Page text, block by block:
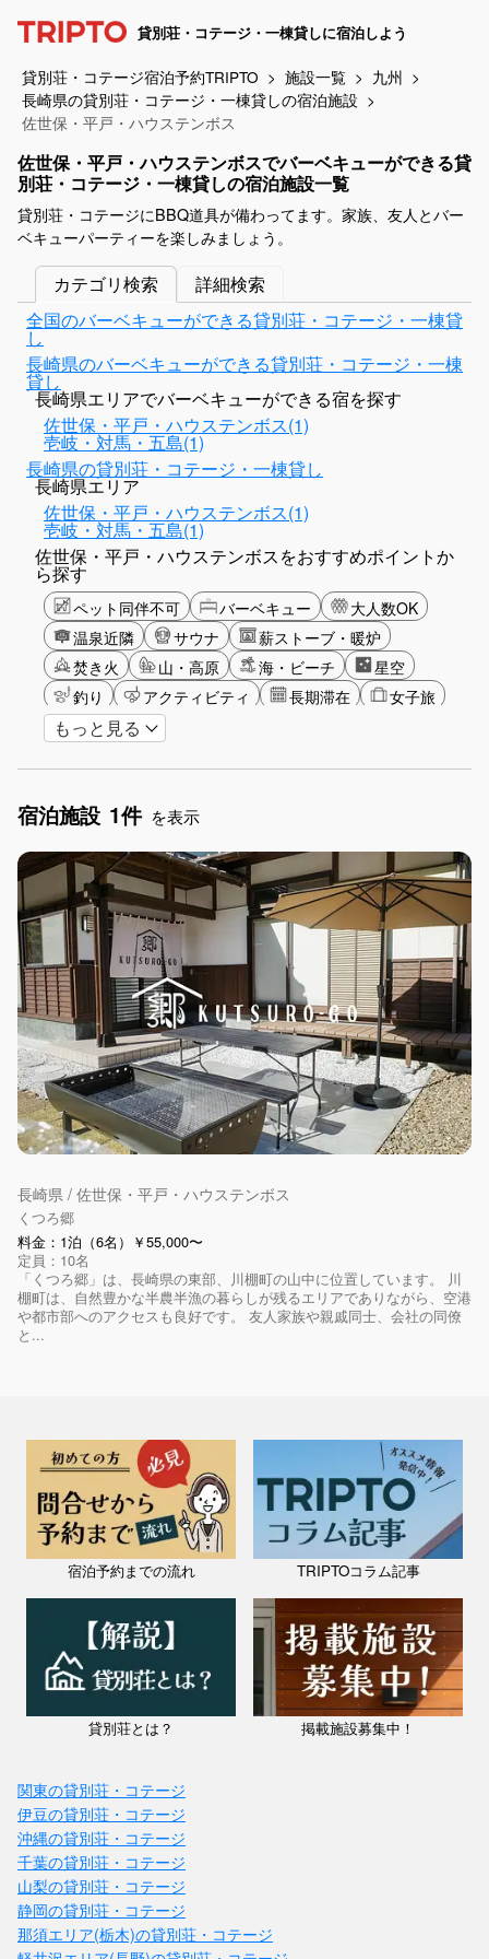
貸別荘・コテージ・一棟貸しに宿泊しよう
貸別荘・コテージ宿泊予約TRIPTO 施設一覧
九州
長崎県の貸別荘・コテージ・一棟貸しの宿泊施設
佐世保・平戸・ハウステンボス
佐世保・平戸・ハウステンボスでバーベキューができる貸
別荘・コテージ・一棟貸しの宿泊施設一覧
貸別荘・コテージにBBQ道具が備わってます。家族、友人とバー
ベキューパーティーを楽しみましょう。
カテゴリ検索
詳細検索
全国のバーベキューができる貸別荘・コテージ・一棟貸
し
長崎県のバーベキューができる貸別荘・コテージ・一棟
貸し
長崎県エリアでバーベキューができる宿を探す
佐世保・平戸・ハウステンボス(1)
壱岐・対馬・五島(1)
長崎県の貸別荘・コテージ・一棟貸し
長崎県エリア
佐世保・平戸・ハウステンボス(1)
壱岐・対馬・五島(1)
佐世保・平戸・ハウステンボスをおすすめポイントか
ら探す
ペット同伴不可 バーベキュー
大人数OK
温泉近隣
サウナ
薪ストーブ・暖炉
焚き火
山・高原 海・ビーチ
星空
釣り
アクティビティ 長期滞在
女子旅
手持ち花火OK
もっと見る
宿泊施設 1件 を表示
長崎県 / 佐世保・平戸・ハウステンボス
くつろ郷
料金：1泊（6名）￥55,000〜
定員：10名
「くつろ郷」は、長崎県の東部、川棚町の山中に位置しています。 川
棚町は、自然豊かな半農半漁の暮らしが残るエリアでありながら、空港
や都市部へのアクセスも良好です。 友人家族や親戚同士、会社の同僚
と...
宿泊予約までの流れ TRIPTOコラム記事
貸別荘とは？ 掲載施設募集中！
関東の貸別荘・コテージ
伊豆の貸別荘・コテージ
沖縄の貸別荘・コテージ
千葉の貸別荘・コテージ
山梨の貸別荘・コテージ
静岡の貸別荘・コテージ
那須エリア(栃木)の貸別荘・コテージ